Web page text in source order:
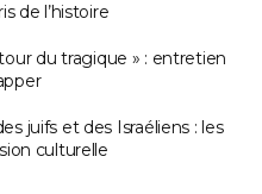
de l’histoire
du tragique » : entretien
juifs et des Israéliens : les
culturelle